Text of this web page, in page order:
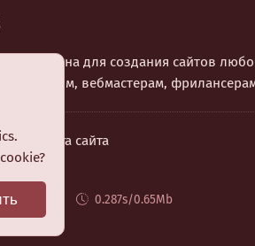
для создания сайтов
вебмастерам,
Карта сайта
cookies
0.287s/0.65Mb